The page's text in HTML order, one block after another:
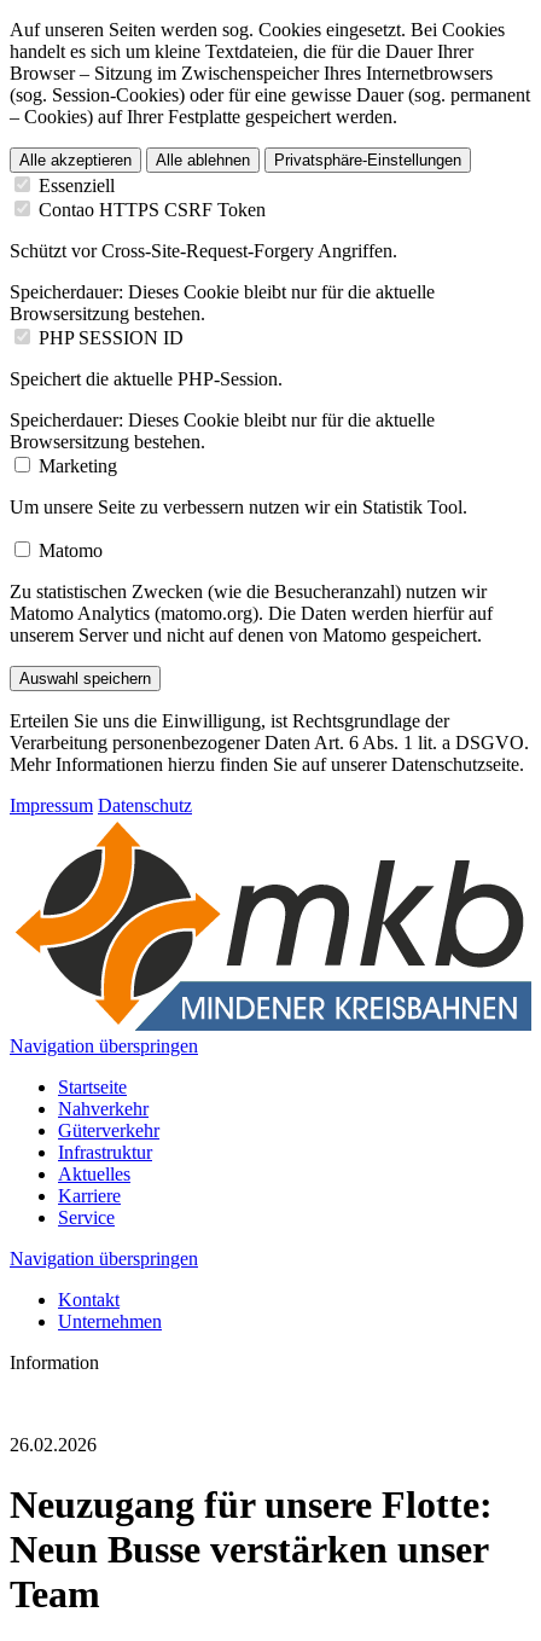
Auf unseren Seiten werden sog. Cookies eingesetzt. Bei Cookies
handelt es sich um kleine Textdateien, die für die Dauer Ihrer
Browser – Sitzung im Zwischenspeicher Ihres Internetbrowsers
(sog. Session-Cookies) oder für eine gewisse Dauer (sog. permanent
– Cookies) auf Ihrer Festplatte gespeichert werden.
Alle akzeptieren Alle ablehnen Privatsphäre-Einstellungen
Essenziell
Contao HTTPS CSRF Token
Schützt vor Cross-Site-Request-Forgery Angriffen.
Speicherdauer: Dieses Cookie bleibt nur für die aktuelle
Browsersitzung bestehen.
PHP SESSION ID
Speichert die aktuelle PHP-Session.
Speicherdauer: Dieses Cookie bleibt nur für die aktuelle
Browsersitzung bestehen.
Marketing
Um unsere Seite zu verbessern nutzen wir ein Statistik Tool.
Matomo
Zu statistischen Zwecken (wie die Besucheranzahl) nutzen wir
Matomo Analytics (matomo.org). Die Daten werden hierfür auf
unserem Server und nicht auf denen von Matomo gespeichert.
Auswahl speichern
Erteilen Sie uns die Einwilligung, ist Rechtsgrundlage der
Verarbeitung personenbezogener Daten Art. 6 Abs. 1 lit. a DSGVO.
Mehr Informationen hierzu finden Sie auf unserer Datenschutzseite.
Impressum Datenschutz
Navigation überspringen
Startseite
Nahverkehr
Güterverkehr
Infrastruktur
Aktuelles
Karriere
Service
Navigation überspringen
Kontakt
Unternehmen
Information
26.02.2026
Neuzugang für unsere Flotte:
Neun Busse verstärken unser
Team